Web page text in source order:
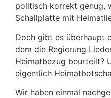
politisch korrekt genug,
Schallplatte mit
Doch gibt es überhaupt
dem die Regierung
Heimatbezug beurteilt?
eigentlich
Wir haben einmal